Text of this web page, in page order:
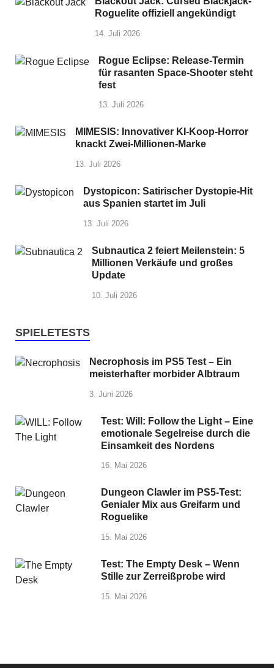
Roguelite offiziell angekündigt
14. Juli 2026
Rogue Eclipse: Release-Termin
für rasanten Space-Shooter steht
fest
13. Juli 2026
MIMESIS: Innovativer KI-Koop-Horror
knackt Zwei-Millionen-Marke
13. Juli 2026
Dystopicon: Satirischer Dystopie-Hit
aus Spanien startet im Juli
13. Juli 2026
Subnautica 2 feiert Meilenstein: 5
Millionen Verkäufe und großes
Update
10. Juli 2026
SPIELETESTS
Necrophosis im PS5 Test – Ein
meisterhafter morbider Albtraum
3. Juni 2026
Test: Will: Follow the Light – Eine
emotionale Segelreise durch die
Einsamkeit des Nordens
16. Mai 2026
Dungeon Clawler im PS5-Test:
Genialer Mix aus Greifarm und
Roguelike
15. Mai 2026
Test: The Empty Desk – Wenn
Stille zur Zerreißprobe wird
15. Mai 2026